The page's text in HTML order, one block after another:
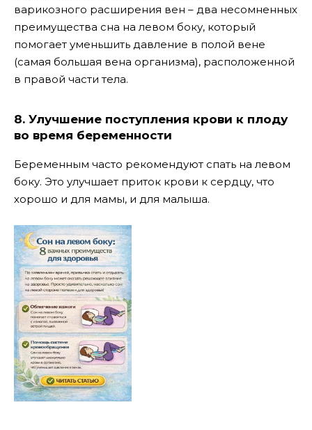
варикозного расширения вен – два несомненных
преимущества сна на левом боку, который
помогает уменьшить давление в полой вене
(самая большая вена организма), расположенной
в правой части тела.
8. Улучшение поступления крови к плоду
во время беременности
Беременным часто рекомендуют спать на левом
боку. Это улучшает приток крови к сердцу, что
хорошо и для мамы, и для малыша.